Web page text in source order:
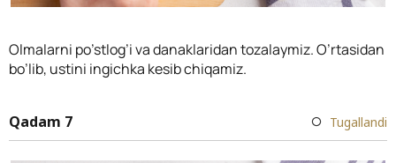
Olmalarni po’stlog’i va danaklaridan tozalaymiz. O’rtasidan
bo’lib, ustini ingichka kesib chiqamiz.
Qadam 7 Tugallandi